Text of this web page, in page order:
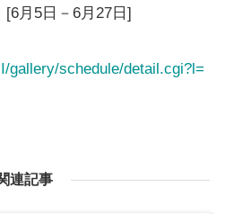
月5日－6月27日]
gallery/schedule/detail.cgi?l=
連記事